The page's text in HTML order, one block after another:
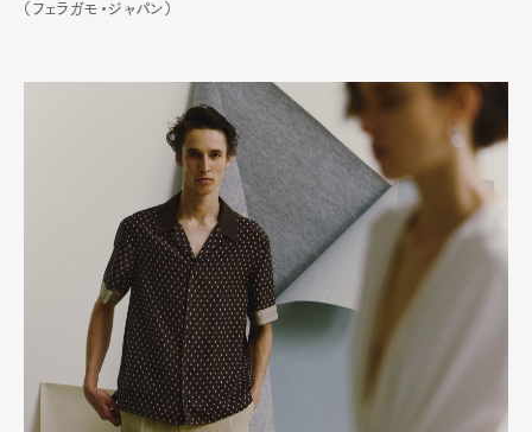
（フェラガモ・ジャパン）